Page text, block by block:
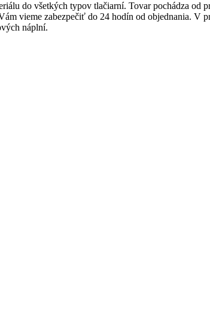
do všetkých typov tlačiarní. Tovar pochádza od
vieme zabezpečiť do 24 hodín od objednania. V
náplní.